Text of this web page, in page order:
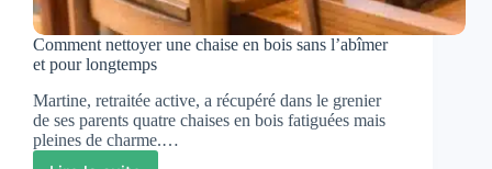
Comment nettoyer une chaise en bois sans l’abîmer
et pour longtemps
Martine, retraitée active, a récupéré dans le grenier
de ses parents quatre chaises en bois fatiguées mais
pleines de charme.…